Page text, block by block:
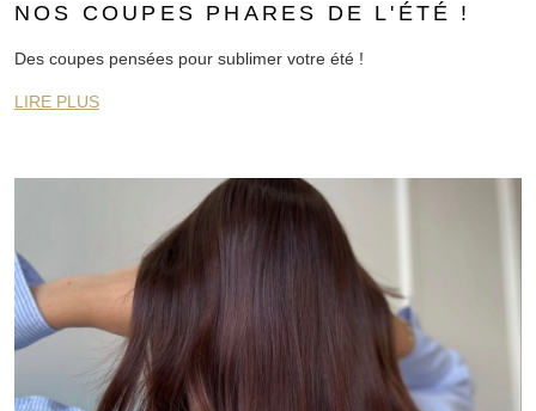
NOS COUPES PHARES DE L'ÉTÉ !
Des coupes pensées pour sublimer votre été !
LIRE PLUS